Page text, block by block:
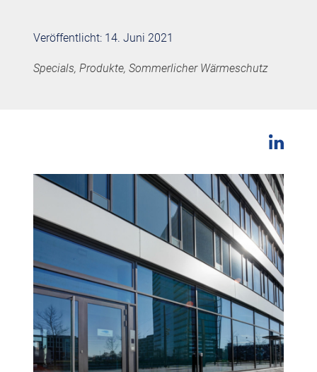
Veröffentlicht: 14. Juni 2021
Specials, Produkte, Sommerlicher Wärmeschutz